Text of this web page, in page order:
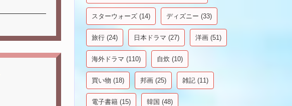
スターウォーズ(14) ディズニー (33)
旅行(24) 日本ドラマ (27) 洋画(51)
海外ドラマ (110) 自炊 (10)
買い物 (18) 邦画(25) 雑記(11)
電子書籍(15) 韓国 (48)